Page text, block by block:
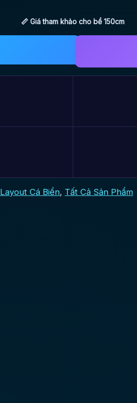
📏 Giá tham khảo cho bể 150cm
Layout Cá Biển, Tất Cả Sản Phẩm